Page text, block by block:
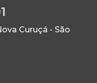
Curuçá - São